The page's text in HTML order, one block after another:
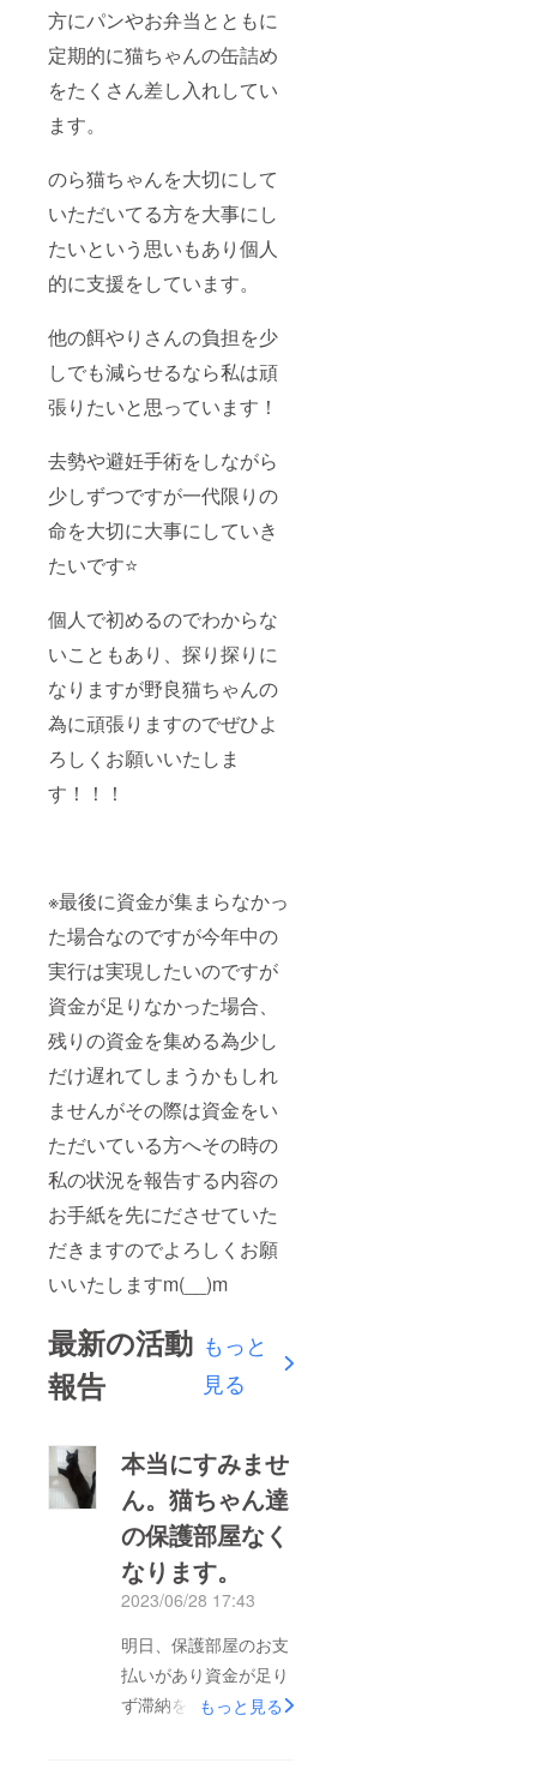
方にパンやお弁当とともに
定期的に猫ちゃんの缶詰め
をたくさん差し入れしてい
ます。
のら猫ちゃんを大切にして
いただいてる方を大事にし
たいという思いもあり個人
的に支援をしています。
他の餌やりさんの負担を少
しでも減らせるなら私は頑
張りたいと思っています！
去勢や避妊手術をしながら
少しずつですが一代限りの
命を大切に大事にしていき
たいです⭐️
個人で初めるのでわからな
いこともあり、探り探りに
なりますが野良猫ちゃんの
為に頑張りますのでぜひよ
ろしくお願いいたしま
す！！！
※最後に資金が集まらなかっ
た場合なのですが今年中の
実行は実現したいのですが
資金が足りなかった場合、
残りの資金を集める為少し
だけ遅れてしまうかもしれ
ませんがその際は資金をい
ただいている方へその時の
私の状況を報告する内容の
お手紙を先にださせていた
だきますのでよろしくお願
いいたしますm(__)m
最新の活動
報告
もっと
見る
本当にすみませ
ん。猫ちゃん達
の保護部屋なく
なります。
2023/06/28 17:43
明日、保護部屋のお支
払いがあり資金が足り
ず滞納をしてしまった
もっと見る